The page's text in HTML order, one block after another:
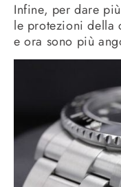
Infine, per dare
le protezioni della
e ora sono più